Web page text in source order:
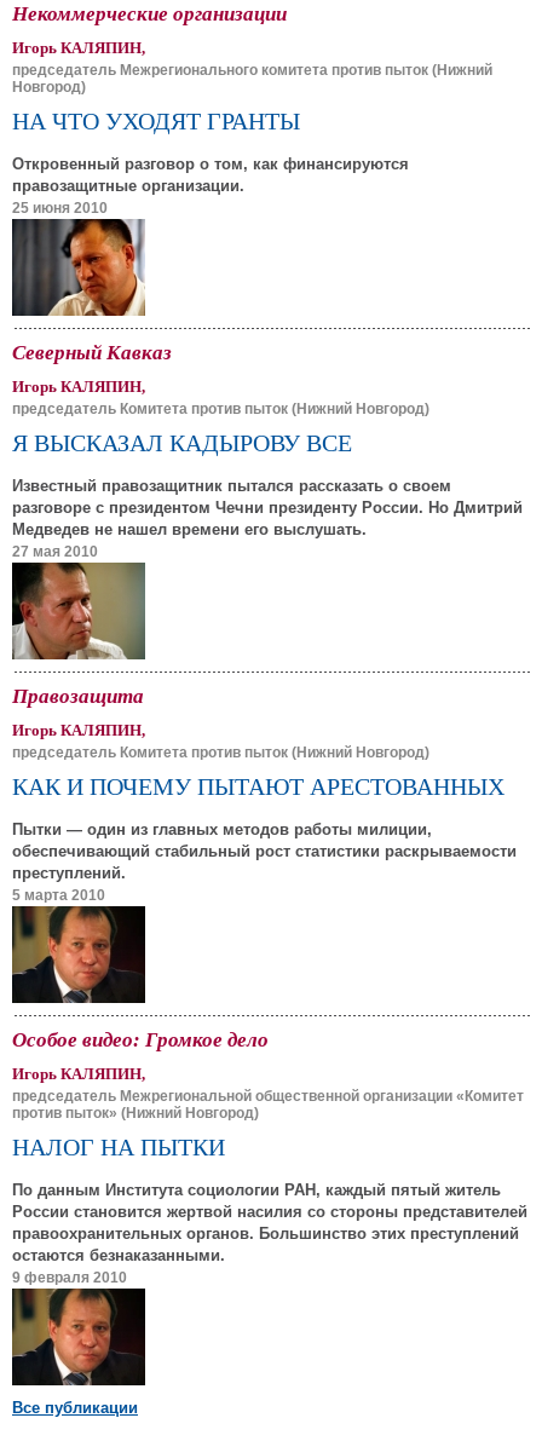
Некоммерческие организации
Игорь КАЛЯПИН,
председатель Межрегионального комитета против пыток (Нижний
Новгород)
НА ЧТО УХОДЯТ ГРАНТЫ
Откровенный разговор о том, как финансируются
правозащитные организации.
25 июня 2010
Северный Кавказ
Игорь КАЛЯПИН,
председатель Комитета против пыток (Нижний Новгород)
Я ВЫСКАЗАЛ КАДЫРОВУ ВСЕ
Известный правозащитник пытался рассказать о своем
разговоре с президентом Чечни президенту России. Но Дмитрий
Медведев не нашел времени его выслушать.
27 мая 2010
Правозащита
Игорь КАЛЯПИН,
председатель Комитета против пыток (Нижний Новгород)
КАК И ПОЧЕМУ ПЫТАЮТ АРЕСТОВАННЫХ
Пытки — один из главных методов работы милиции,
обеспечивающий стабильный рост статистики раскрываемости
преступлений.
5 марта 2010
Особое видео: Громкое дело
Игорь КАЛЯПИН,
председатель Межрегиональной общественной организации «Комитет
против пыток» (Нижний Новгород)
НАЛОГ НА ПЫТКИ
По данным Института социологии РАН, каждый пятый житель
России становится жертвой насилия со стороны представителей
правоохранительных органов. Большинство этих преступлений
остаются безнаказанными.
9 февраля 2010
Все публикации